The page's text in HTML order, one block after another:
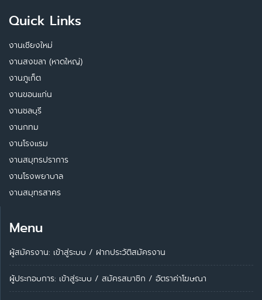
Quick Links
งานเชียงใหม่
งานสงขลา (หาดใหญ่)
งานภูเก็ต
งานขอนแก่น
งานชลบุรี
งานกทม
งานโรงแรม
งานสมุทรปราการ
งานโรงพยาบาล
งานสมุทรสาคร
Menu
ผู้สมัครงาน: เข้าสู่ระบบ / ฝากประวัติสมัครงาน
ผู้ประกอบการ: เข้าสู่ระบบ / สมัครสมาชิก / อัตราค่าโฆษณา